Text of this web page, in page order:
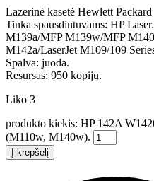
Lazerinė kasetė Hewlett
Tinka spausdintuvams: HP
M139a/MFP M139w/MFP
M142a/LaserJet M109/109
Spalva: juoda.
Resursas: 950 kopijų.
Liko 3
produkto kiekis: HP 142A
(M110w, M140w).
Į krepšelį